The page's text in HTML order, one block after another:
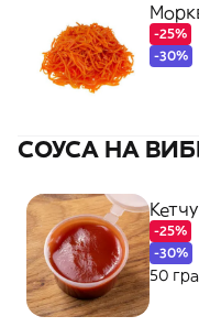
-25%
-30%
СОУСА НА
-25%
-30%
50